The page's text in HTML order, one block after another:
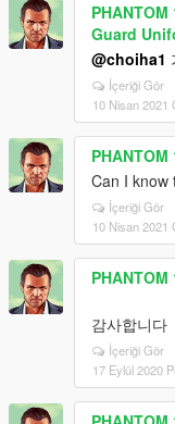
PHANTOM
Guard
@choiha1
İçeriği Gör
10 Nisan 2021
PHANTOM
Can I know
İçeriği Gör
10 Nisan 2021
PHANTOM
감사합니다
İçeriği Gör
17 Eylül 2020